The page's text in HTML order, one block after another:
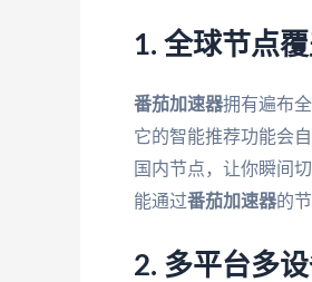
1. 全球节点
番茄加速器拥有遍布
它的智能推荐功能会
国内节点，让你瞬间
能通过番茄加速器的
2. 多平台多